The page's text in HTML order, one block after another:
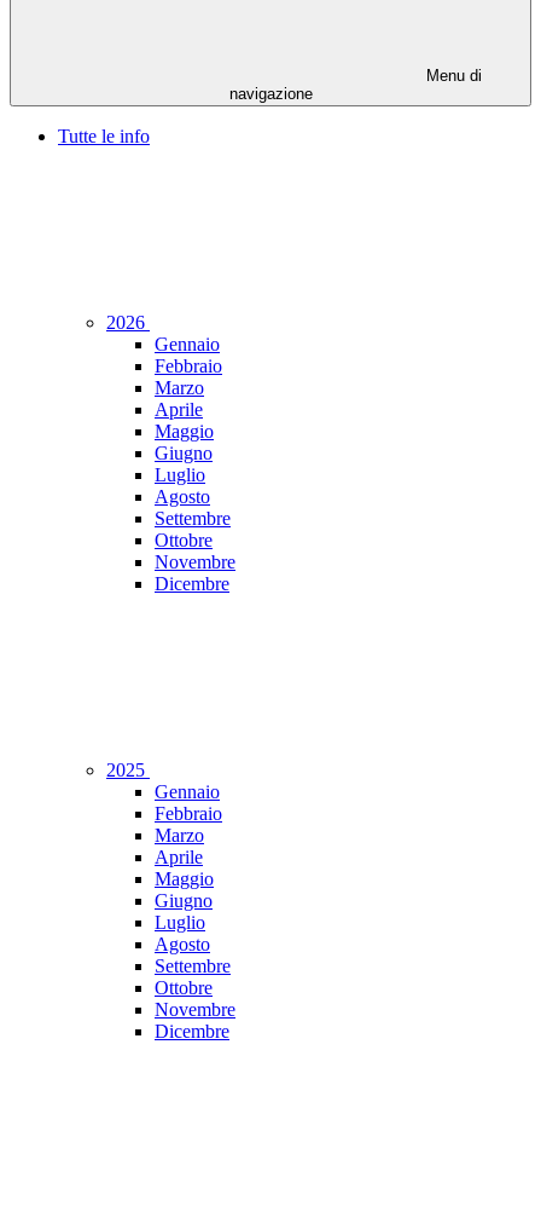
Menu di
navigazione
Tutte le info
2026
Gennaio
Febbraio
Marzo
Aprile
Maggio
Giugno
Luglio
Agosto
Settembre
Ottobre
Novembre
Dicembre
2025
Gennaio
Febbraio
Marzo
Aprile
Maggio
Giugno
Luglio
Agosto
Settembre
Ottobre
Novembre
Dicembre